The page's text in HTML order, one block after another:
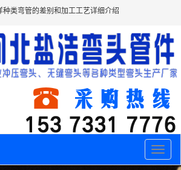
种类弯管的差别和加工工艺详细介绍
Toggle